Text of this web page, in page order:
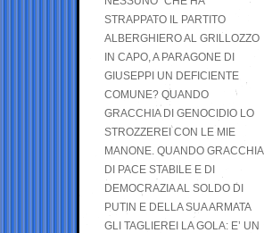
STRAPPATO IL PARTITO
ALBERGHIERO AL GRILLOZZO
IN CAPO, A PARAGONE DI
GIUSEPPI UN DEFICIENTE
COMUNE? QUANDO
GRACCHIA DI GENOCIDIO LO
STROZZEREI CON LE MIE
MANONE. QUANDO GRACCHIA
DI PACE STABILE E DI
DEMOCRAZIA AL SOLDO DI
PUTIN E DELLA SUA ARMATA
GLI TAGLIEREI LA GOLA: E’ UN